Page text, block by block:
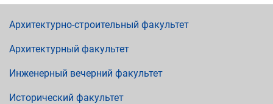
Архитектурно-строительный факультет
Архитектурный факультет
Инженерный вечерний факультет
Исторический факультет